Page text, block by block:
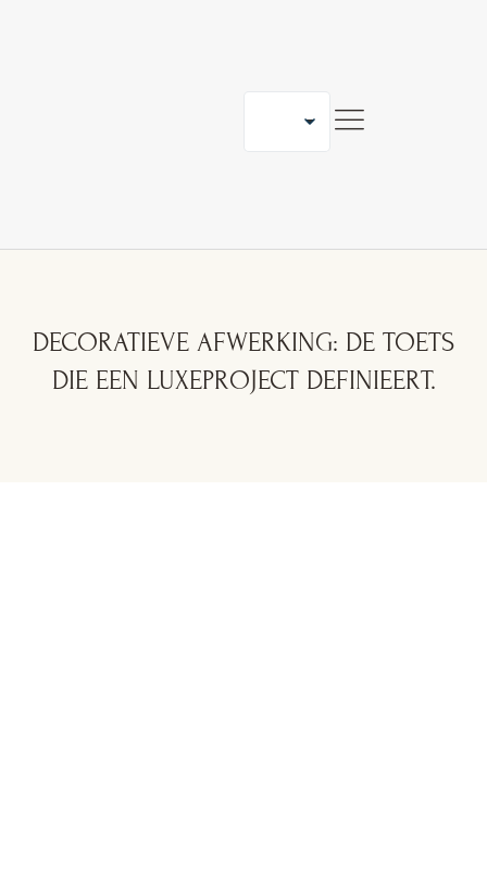
DECORATIEVE AFWERKING: DE TOETS
DIE EEN LUXEPROJECT DEFINIEERT.